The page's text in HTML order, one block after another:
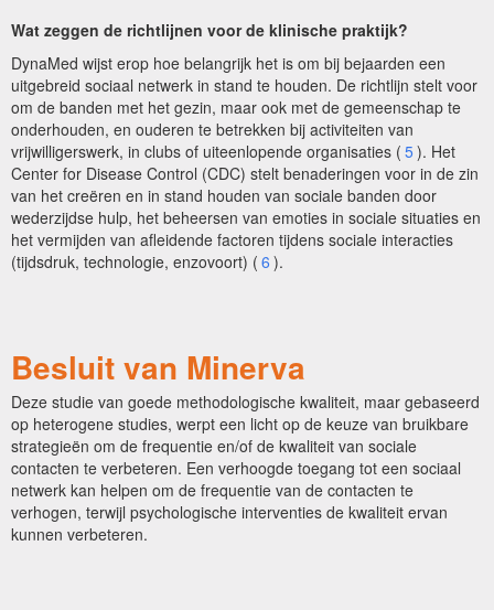
Wat zeggen de richtlijnen voor de klinische praktijk?
DynaMed wijst erop hoe belangrijk het is om bij bejaarden een
uitgebreid sociaal netwerk in stand te houden. De richtlijn stelt voor
om de banden met het gezin, maar ook met de gemeenschap te
onderhouden, en ouderen te betrekken bij activiteiten van
vrijwilligerswerk, in clubs of uiteenlopende organisaties ( 5). Het
Center for Disease Control (CDC) stelt benaderingen voor in de zin
van het creëren en in stand houden van sociale banden door
wederzijdse hulp, het beheersen van emoties in sociale situaties en
het vermijden van afleidende factoren tijdens sociale interacties
(tijdsdruk, technologie, enzovoort) ( 6 ).
Besluit van Minerva
Deze studie van goede methodologische kwaliteit, maar gebaseerd
op heterogene studies, werpt een licht op de keuze van bruikbare
strategieën om de frequentie en/of de kwaliteit van sociale
contacten te verbeteren. Een verhoogde toegang tot een sociaal
netwerk kan helpen om de frequentie van de contacten te
verhogen, terwijl psychologische interventies de kwaliteit ervan
kunnen verbeteren.